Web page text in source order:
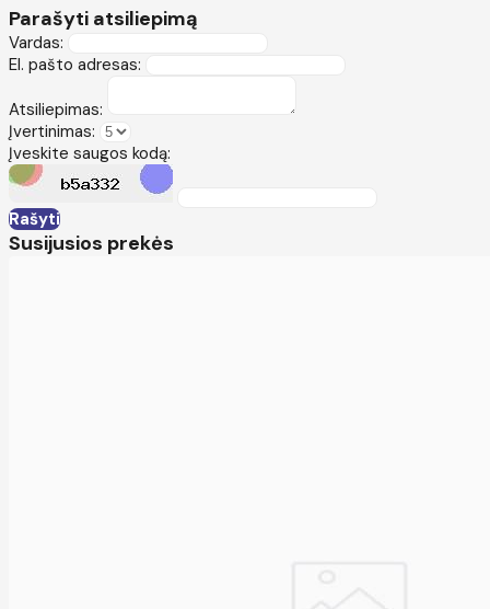
Parašyti atsiliepimą
Vardas:
El. pašto adresas:
Atsiliepimas:
Įvertinimas:
Įveskite saugos kodą:
Rašyti
Susijusios prekės